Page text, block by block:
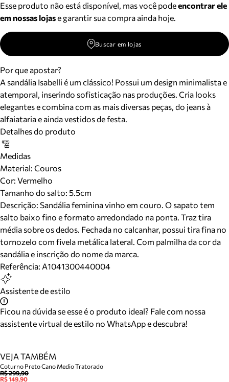
Esse produto não está disponível, mas você podeencontrar ele
em nossas lojase garantir sua compra ainda hoje.
Buscar em lojas
Por que apostar?
A sandália Isabelli é um clássico! Possui um design minimalista e
atemporal, inserindo sofisticação nas produções. Cria looks
elegantes e combina com as mais diversas peças, do jeans à
alfaiataria e ainda vestidos de festa.
Detalhes do produto
Medidas
Material: Couros
Cor: Vermelho
Tamanho do salto: 5.5cm
Descrição: Sandália feminina vinho em couro. O sapato tem
salto baixo fino e formato arredondado na ponta. Traz tira
média sobre os dedos. Fechada no calcanhar, possui tira fina no
tornozelo com fivela metálica lateral. Com palmilha da cor da
sandália e inscrição do nome da marca.
Referência: A1041300440004
Assistente de estilo
Ficou na dúvida se esse é o produto ideal? Fale com nossa
assistente virtual de estilo no WhatsApp e descubra!
VEJA TAMBÉM
Coturno Preto Cano Medio Tratorado
R$ 299,90
R$ 149,90